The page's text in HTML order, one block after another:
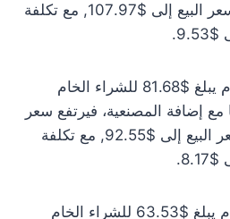
الشراء إلى $104.83 وسعر البيع إلى $107.97, مع تكلفة
سعر الذهب عيار 18 اليوم يبلغ $81.68 للشراء الخام
أما مع إضافة المصنعية، فيرتفع سعر
الشراء إلى $89.85 وسعر البيع إلى $92.55, مع تكلفة
سعر الذهب عيار 14 اليوم يبلغ $63.53 للشراء الخام